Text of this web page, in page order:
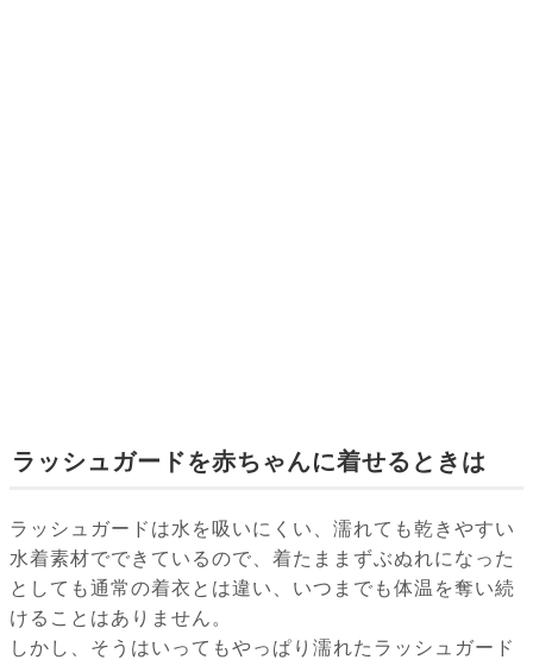
ラッシュガードを赤ちゃんに着せるときは
ラッシュガードは水を吸いにくい、濡れても乾きやすい
水着素材でできているので、着たままずぶぬれになった
としても通常の着衣とは違い、いつまでも体温を奪い続
けることはありません。
しかし、そうはいってもやっぱり濡れたラッシュガード